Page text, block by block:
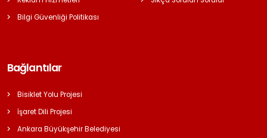
Bilgi Güvenliği Politikası
Bağlantılar
Bisiklet Yolu Projesi
İşaret Dili Projesi
Ankara Büyükşehir Belediyesi